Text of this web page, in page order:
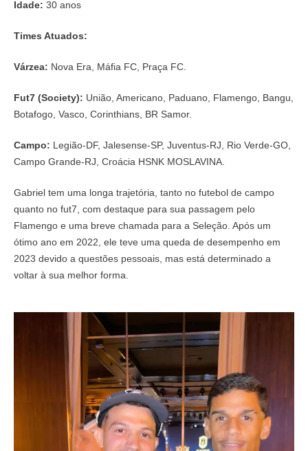
Idade: 30 anos
Times Atuados:
Várzea: Nova Era, Máfia FC, Praça FC.
Fut7 (Society): União, Americano, Paduano, Flamengo, Bangu,
Botafogo, Vasco, Corinthians, BR Samor.
Campo: Legião-DF, Jalesense-SP, Juventus-RJ, Rio Verde-GO,
Campo Grande-RJ, Croácia HSNK MOSLAVINA.
Gabriel tem uma longa trajetória, tanto no futebol de campo
quanto no fut7, com destaque para sua passagem pelo
Flamengo e uma breve chamada para a Seleção. Após um
ótimo ano em 2022, ele teve uma queda de desempenho em
2023 devido a questões pessoais, mas está determinado a
voltar à sua melhor forma.